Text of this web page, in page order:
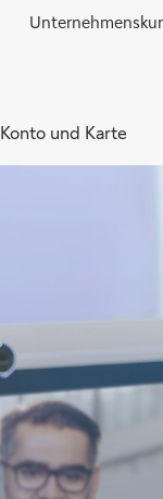
Konto und Karte